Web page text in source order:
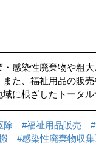
感染性廃棄物や粗
た、福祉用品の販
に根ざしたトータ
除 #福祉用品販売
#感染性廃棄物収